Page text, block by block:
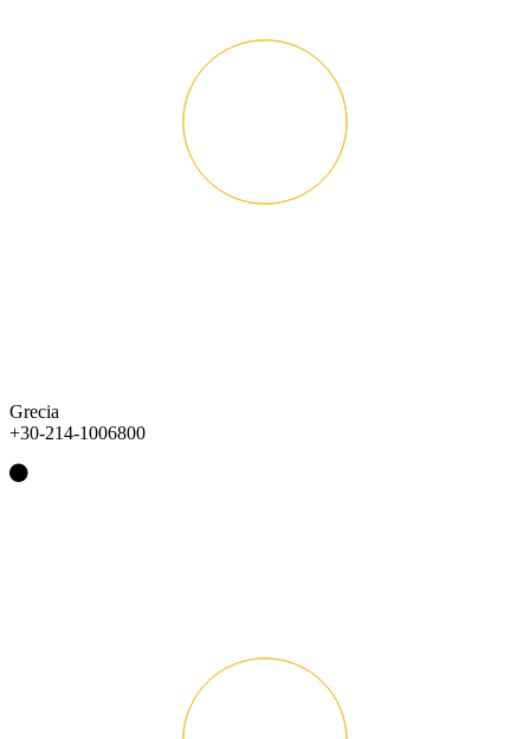
Grecia
+30-214-1006800